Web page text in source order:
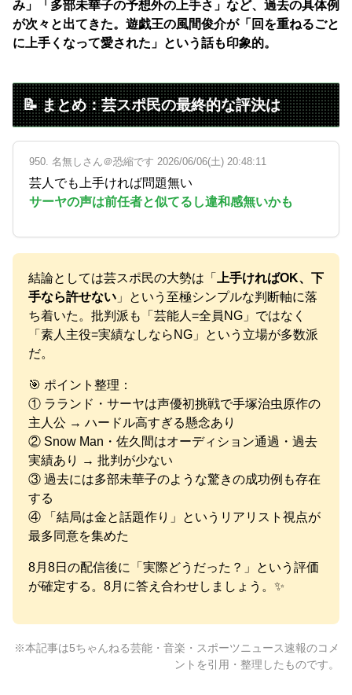
み」「多部未華子の予想外の上手さ」など、過去の具体例
が次々と出てきた。遊戯王の風間俊介が「回を重ねるごと
に上手くなって愛された」という話も印象的。
📝 まとめ：芸スポ民の最終的な評決は
950. 名無しさん＠恐縮です 2026/06/06(土) 20:48:11
芸人でも上手ければ問題無い
サーヤの声は前任者と似てるし違和感無いかも
結論としては芸スポ民の大勢は「
上手ければOK、下
手なら許せない 」という至極シンプルな判断軸に落
ち着いた。批判派も「芸能人=全員NG」ではなく
「素人主役=実績なしならNG」という立場が多数派
だ。
🎯 ポイント整理：
① ラランド・サーヤは声優初挑戦で手塚治虫原作の
主人公 → ハードル高すぎる懸念あり
② Snow Man・佐久間はオーディション通過・過去
実績あり → 批判が少ない
③ 過去には多部未華子のような驚きの成功例も存在
する
④ 「結局は金と話題作り」というリアリスト視点が
最多同意を集めた
8月8日の配信後に「実際どうだった？」という評価
が確定する。8月に答え合わせしましょう。✨
※本記事は5ちゃんねる芸能・音楽・スポーツニュース速報のコメ
ントを引用・整理したものです。